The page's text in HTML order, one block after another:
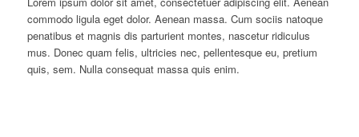
commodo ligula eget dolor. Aenean massa. Cum sociis natoque
penatibus et magnis dis parturient montes, nascetur ridiculus
mus. Donec quam felis, ultricies nec, pellentesque eu, pretium
quis, sem. Nulla consequat massa quis enim.